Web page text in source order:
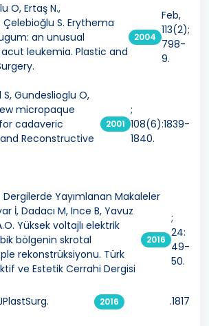
O, Ertaş N.,
S. Erythema
an unusual
leukemia. Plastic and
2004
Feb,
113(2);
798-
9.
S, Gundeslioglu O,
micropaque
cadaveric
Reconstructive
2001
;
108(6):1839-
1840.
Dergilerde Yayımlanan Makaleler
İ, Dadacı M, Ince B, Yavuz
Yüksek voltajlı elektrik
bölgenin skrotal
rekonstrüksiyonu. Türk
ve Estetik Cerrahi Dergisi
2016
;
24:
49-
50.
2016 .1817